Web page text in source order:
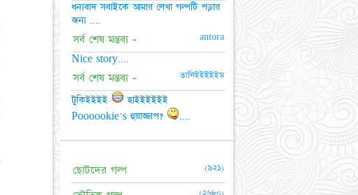
ধন্যবাদ সবাইকে আমার লেখা গল্পটি পড়ার
জন্য ....
সর্ব শেষ মন্তব্য - antora
Nice story....
সর্ব শেষ মন্তব্য - তানিইইইইইম
টুকিইইইই
হাইইইইইই
Poooookie's হুয়াজ্জাপ?
....
ছোটদের গল্প (৯২১)